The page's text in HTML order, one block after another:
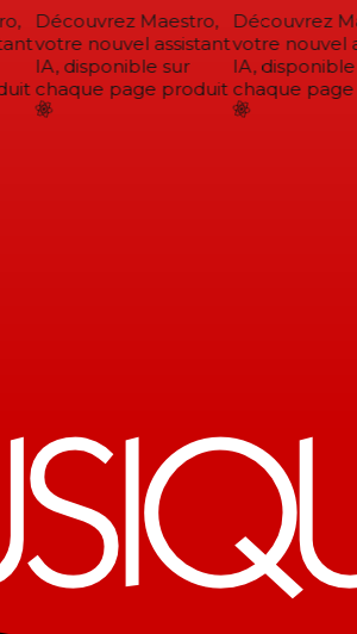
Découvrez Maestro,
votre nouvel assistant
IA, disponible sur
chaque page produit
Découvrez
votre nouvel
IA, disponible
chaque page